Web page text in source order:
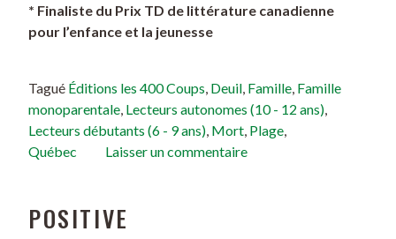
* Finaliste du Prix TD de littérature canadienne
pour l’enfance et la jeunesse
Tagué Éditions les 400 Coups, Deuil, Famille, Famille
monoparentale, Lecteurs autonomes (10 - 12 ans),
Lecteurs débutants (6 - 9 ans), Mort, Plage,
Québec
Laisser un commentaire
POSITIVE